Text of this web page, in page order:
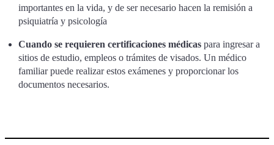
importantes en la vida, y de ser necesario hacen la remisión a
psiquiatría y psicología
Cuando se requieren certificaciones médicas para ingresar a
sitios de estudio, empleos o trámites de visados. Un médico
familiar puede realizar estos exámenes y proporcionar los
documentos necesarios.